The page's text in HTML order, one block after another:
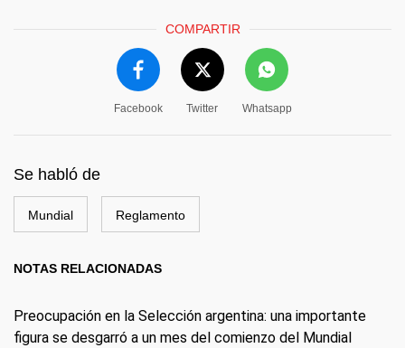
COMPARTIR
Facebook Twitter Whatsapp
Se habló de
Mundial Reglamento
NOTAS RELACIONADAS
Preocupación en la Selección argentina: una importante
figura se desgarró a un mes del comienzo del Mundial